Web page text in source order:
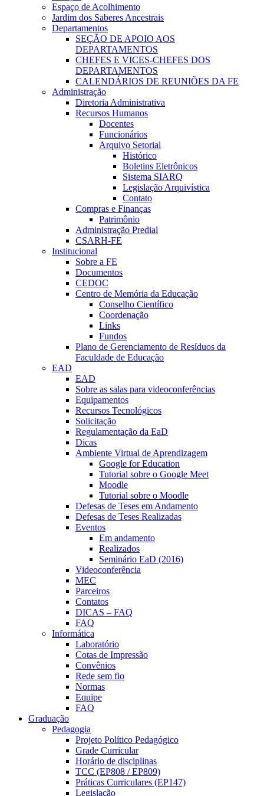
Espaço de Acolhimento
Jardim dos Saberes Ancestrais
Departamentos
SEÇÃO DE APOIO AOS
DEPARTAMENTOS
CHEFES E VICES-CHEFES DOS
DEPARTAMENTOS
CALENDÁRIOS DE REUNIÕES DA FE
Administração
Diretoria Administrativa
Recursos Humanos
Docentes
Funcionários
Arquivo Setorial
Histórico
Boletins Eletrônicos
Sistema SIARQ
Legislação Arquivística
Contato
Compras e Finanças
Patrimônio
Administração Predial
CSARH-FE
Institucional
Sobre a FE
Documentos
CEDOC
Centro de Memória da Educação
Conselho Científico
Coordenação
Links
Fundos
Plano de Gerenciamento de Resíduos da
Faculdade de Educação
EAD
EAD
Sobre as salas para videoconferências
Equipamentos
Recursos Tecnológicos
Solicitação
Regulamentação da EaD
Dicas
Ambiente Virtual de Aprendizagem
Google for Education
Tutorial sobre o Google Meet
Moodle
Tutorial sobre o Moodle
Defesas de Teses em Andamento
Defesas de Teses Realizadas
Eventos
Em andamento
Realizados
Seminário EaD (2016)
Videoconferência
MEC
Parceiros
Contatos
DICAS – FAQ
FAQ
Informática
Laboratório
Cotas de Impressão
Convênios
Rede sem fio
Normas
Equipe
FAQ
Graduação
Pedagogia
Projeto Político Pedagógico
Grade Curricular
Horário de disciplinas
TCC (EP808 / EP809)
Práticas Curriculares (EP147)
Legislação